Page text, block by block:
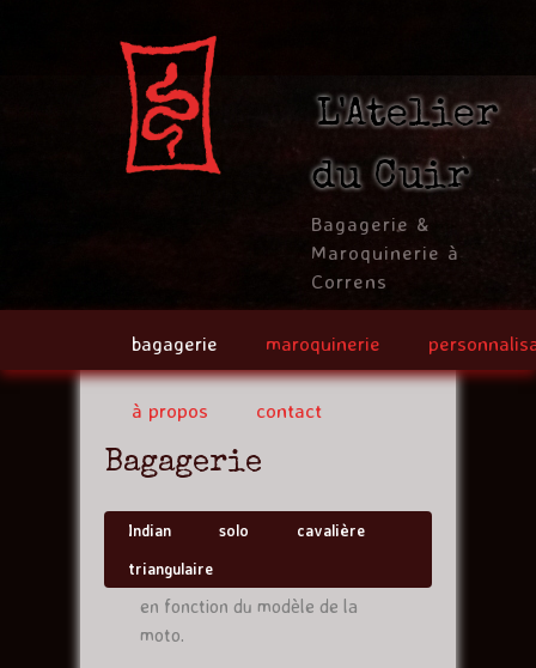
L'Atelier
du Cuir
Bagagerie &
Maroquinerie à
Correns
bagagerie maroquinerie
à propos contact
Bagagerie
Indian solo
cavalière
triangulaire
Mes réalisations sont fabriquées
en fonction du modèle de la
moto.